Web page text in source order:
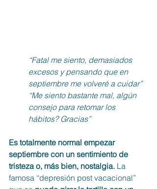
“Fatal me siento, demasiados
excesos y pensando que en
septiembre me volveré a cuidar”
“Me siento bastante mal, algún
consejo para retomar los
hábitos? Gracias”
Es totalmente normal empezar
septiembre con un sentimiento de
tristeza o, más bien, nostalgia. La
famosa “depresión post vacacional”